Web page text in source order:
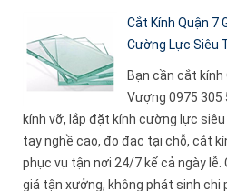
Cắt Kính Quận 7
Cường Lực Siêu
Bạn cần cắt kính
Vượng 0975 305
kính vỡ, lắp đặt kính cường lực
tay nghề cao, đo đạc tại chỗ, cắt
phục vụ tận nơi 24/7 kể cả ngày
giá tận xưởng, không phát sinh chi